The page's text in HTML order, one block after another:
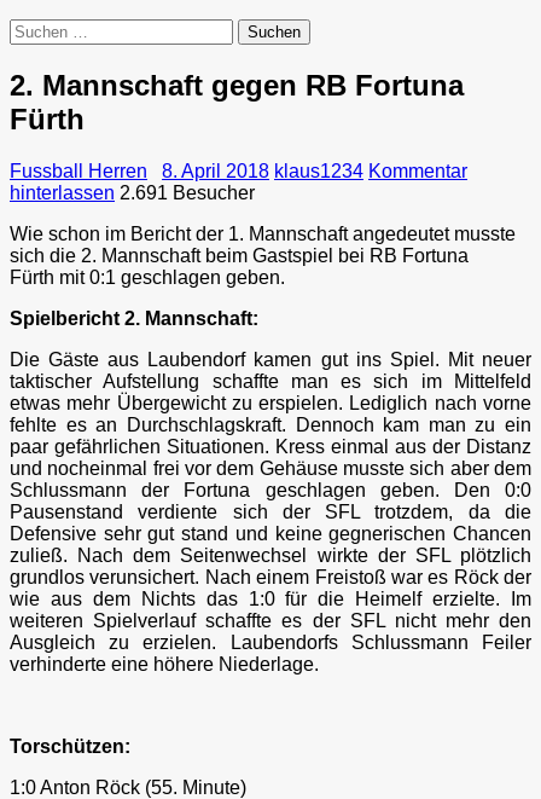
Suchen
nach:
2. Mannschaft gegen RB Fortuna
Fürth
Fussball Herren 8. April 2018 klaus1234 Kommentar
hinterlassen 2.691 Besucher
Wie schon im Bericht der 1. Mannschaft angedeutet musste
sich die 2. Mannschaft beim Gastspiel bei RB Fortuna
Fürth mit 0:1 geschlagen geben.
Spielbericht 2. Mannschaft:
Die Gäste aus Laubendorf kamen gut ins Spiel. Mit neuer
taktischer Aufstellung schaffte man es sich im Mittelfeld
etwas mehr Übergewicht zu erspielen. Lediglich nach vorne
fehlte es an Durchschlagskraft. Dennoch kam man zu ein
paar gefährlichen Situationen. Kress einmal aus der Distanz
und nocheinmal frei vor dem Gehäuse musste sich aber dem
Schlussmann der Fortuna geschlagen geben. Den 0:0
Pausenstand verdiente sich der SFL trotzdem, da die
Defensive sehr gut stand und keine gegnerischen Chancen
zuließ. Nach dem Seitenwechsel wirkte der SFL plötzlich
grundlos verunsichert. Nach einem Freistoß war es Röck der
wie aus dem Nichts das 1:0 für die Heimelf erzielte. Im
weiteren Spielverlauf schaffte es der SFL nicht mehr den
Ausgleich zu erzielen. Laubendorfs Schlussmann Feiler
verhinderte eine höhere Niederlage.
Torschützen:
1:0 Anton Röck (55. Minute)